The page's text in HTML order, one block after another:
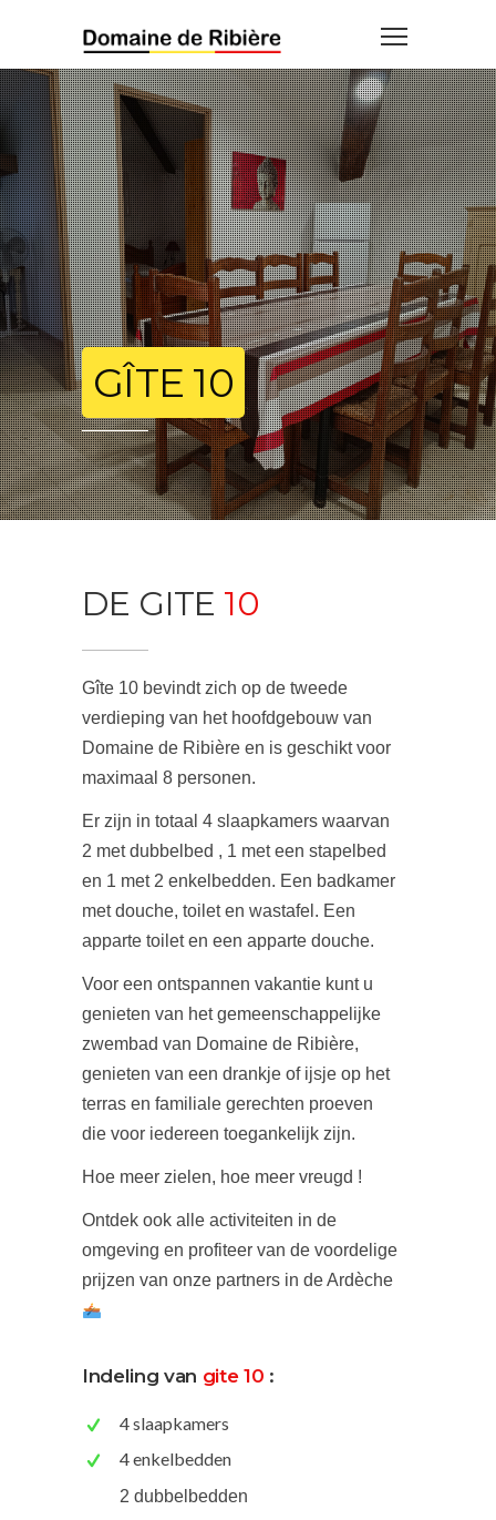
GÎTE 10
DE GITE 10
Gîte 10 bevindt zich op de tweede
verdieping van het hoofdgebouw van
Domaine de Ribière en is geschikt voor
maximaal 8 personen.
Er zijn in totaal 4 slaapkamers waarvan
2 met dubbelbed , 1 met een stapelbed
en 1 met 2 enkelbedden. Een badkamer
met douche, toilet en wastafel. Een
apparte toilet en een apparte douche.
Voor een ontspannen vakantie kunt u
genieten van het gemeenschappelijke
zwembad van Domaine de Ribière,
genieten van een drankje of ijsje op het
terras en familiale gerechten proeven
die voor iedereen toegankelijk zijn.
Hoe meer zielen, hoe meer vreugd !
Ontdek ook alle activiteiten in de
omgeving en profiteer van de voordelige
prijzen van onze partners in de Ardèche
Indeling van gite 10 :
4 slaapkamers
4 enkelbedden
2 dubbelbedden